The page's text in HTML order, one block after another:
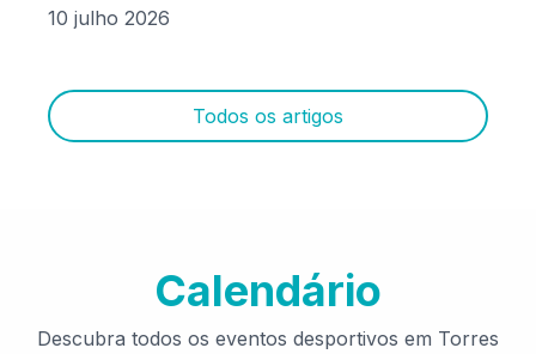
10 julho 2026
Todos os artigos
Calendário
Descubra todos os eventos desportivos em Torres